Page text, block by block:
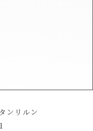
ンリルン